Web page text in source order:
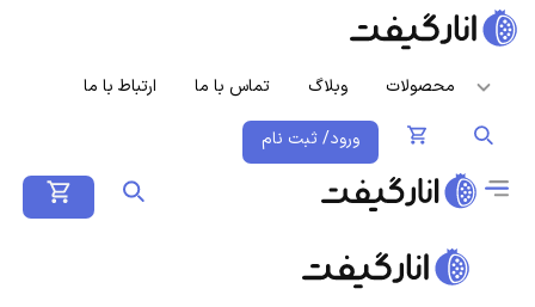
محصولات وبلاگ تماس با ما ارتباط با ما
ورود/ ثبت نام